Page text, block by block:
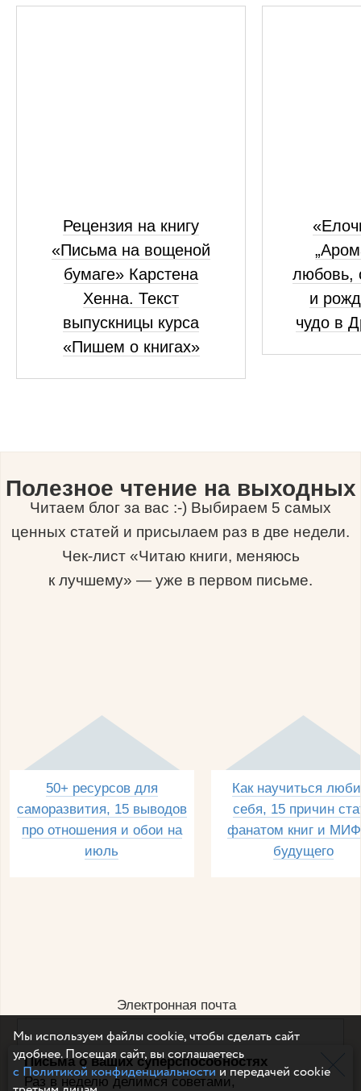
Письма о ваших суперспособностях
Раз в неделю делимся советами,
Рецензия на книгу
«Письма на вощеной
бумаге» Карстена
Хенна. Текст
выпускницы курса
«Пишем о книгах»
любовь,
и
чудо в
Полезное чтение на выходных
Читаем блог за вас :-) Выбираем 5 самых
ценных статей и присылаем раз в две недели.
Чек-лист «Читаю книги, меняюсь
к лучшему» — уже в первом письме.
50+ ресурсов для
саморазвития, 15 выводов
про отношения и обои на
июль
Как научиться
себя, 15 причин
фанатом книг и
будущего
Электронная почта
Например, dulsineya@gmail.com
Без спама и смс
Мы используем файлы cookie, чтобы сделать сайт
удобнее. Посещая сайт, вы соглашаетесь
с Политикой конфиденциальностии передачей cookie